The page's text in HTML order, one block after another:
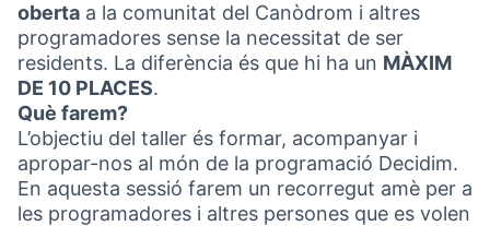
oberta a la comunitat del Canòdrom i altres
programadores sense la necessitat de ser
residents. La diferència és que hi ha un MÀXIM
DE 10 PLACES.
Què farem?
L’objectiu del taller és formar, acompanyar i
apropar-nos al món de la programació Decidim.
En aquesta sessió farem un recorregut amè per a
les programadores i altres persones que es volen